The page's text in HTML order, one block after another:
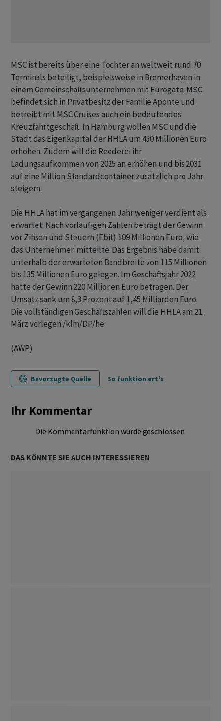
MSC ist bereits über eine Tochter an weltweit rund 70
Terminals beteiligt, beispielsweise in Bremerhaven in
einem Gemeinschaftsunternehmen mit Eurogate. MSC
befindet sich in Privatbesitz der Familie Aponte und
betreibt mit MSC Cruises auch ein bedeutendes
Kreuzfahrtgeschäft. In Hamburg wollen MSC und die
Stadt das Eigenkapital der HHLA um 450 Millionen Euro
erhöhen. Zudem will die Reederei ihr
Ladungsaufkommen von 2025 an erhöhen und bis 2031
auf eine Million Standardcontainer zusätzlich pro Jahr
steigern.
Die HHLA hat im vergangenen Jahr weniger verdient als
erwartet. Nach vorläufigen Zahlen beträgt der Gewinn
vor Zinsen und Steuern (Ebit) 109 Millionen Euro, wie
das Unternehmen mitteilte. Das Ergebnis habe damit
unterhalb der erwarteten Bandbreite von 115 Millionen
bis 135 Millionen Euro gelegen. Im Geschäftsjahr 2022
hatte der Gewinn 220 Millionen Euro betragen. Der
Umsatz sank um 8,3 Prozent auf 1,45 Milliarden Euro.
Die vollständigen Geschäftszahlen will die HHLA am 21.
März vorlegen./klm/DP/he
(AWP)
Bevorzugte Quelle So funktioniert's
Ihr Kommentar
Die Kommentarfunktion wurde geschlossen.
DAS KÖNNTE SIE AUCH INTERESSIEREN